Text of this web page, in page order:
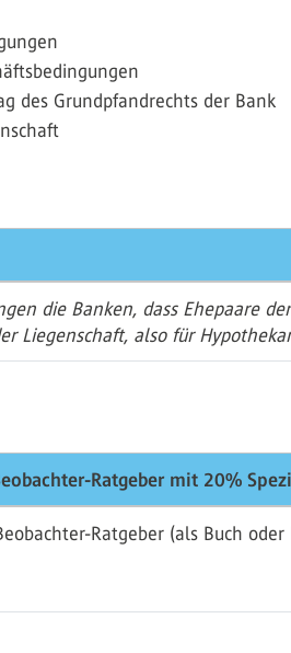
des Grundpfandrechts der Bank
die Banken, dass Ehepaare
Liegenschaft, also für
Ratgeber mit 20%
Ratgeber (als Buch